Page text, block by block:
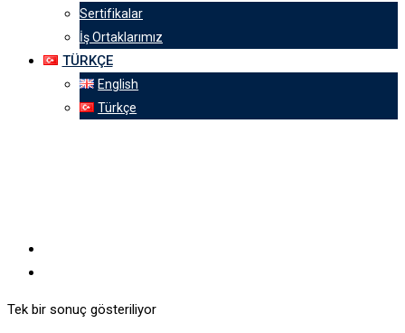
Sertifikalar
İş Ortaklarımız
TÜRKÇE
English
Türkçe
Tek bir sonuç gösteriliyor